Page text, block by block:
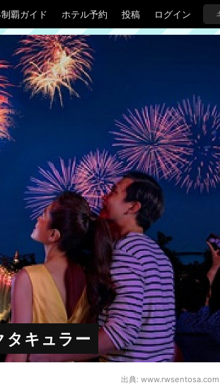
覇ガイド ホテル予約 投稿 ログイン
タキュラー
出典: www.rwsentosa.com